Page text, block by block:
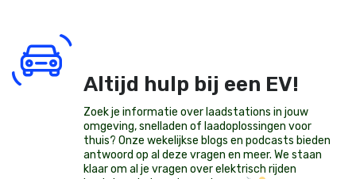
Altijd hulp bij een EV!
Zoek je informatie over laadstations in jouw
omgeving, snelladen of laadoplossingen voor
thuis? Onze wekelijkse blogs en podcasts bieden
antwoord op al deze vragen en meer. We staan
klaar om al je vragen over elektrisch rijden